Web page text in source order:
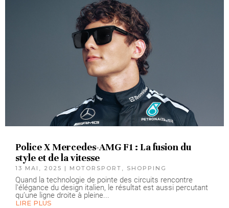
Police X Mercedes-AMG F1 : La fusion du
style et de la vitesse
13 MAI, 2025 | MOTORSPORT , SHOPPING
Quand la technologie de pointe des circuits rencontre
l’élégance du design italien, le résultat est aussi percutant
qu’une ligne droite à pleine...
LIRE PLUS